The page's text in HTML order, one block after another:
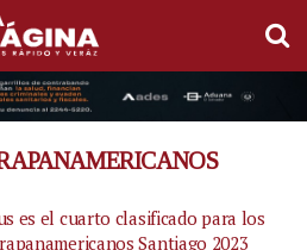
es el cuarto clasificado para los
Santiago 2023